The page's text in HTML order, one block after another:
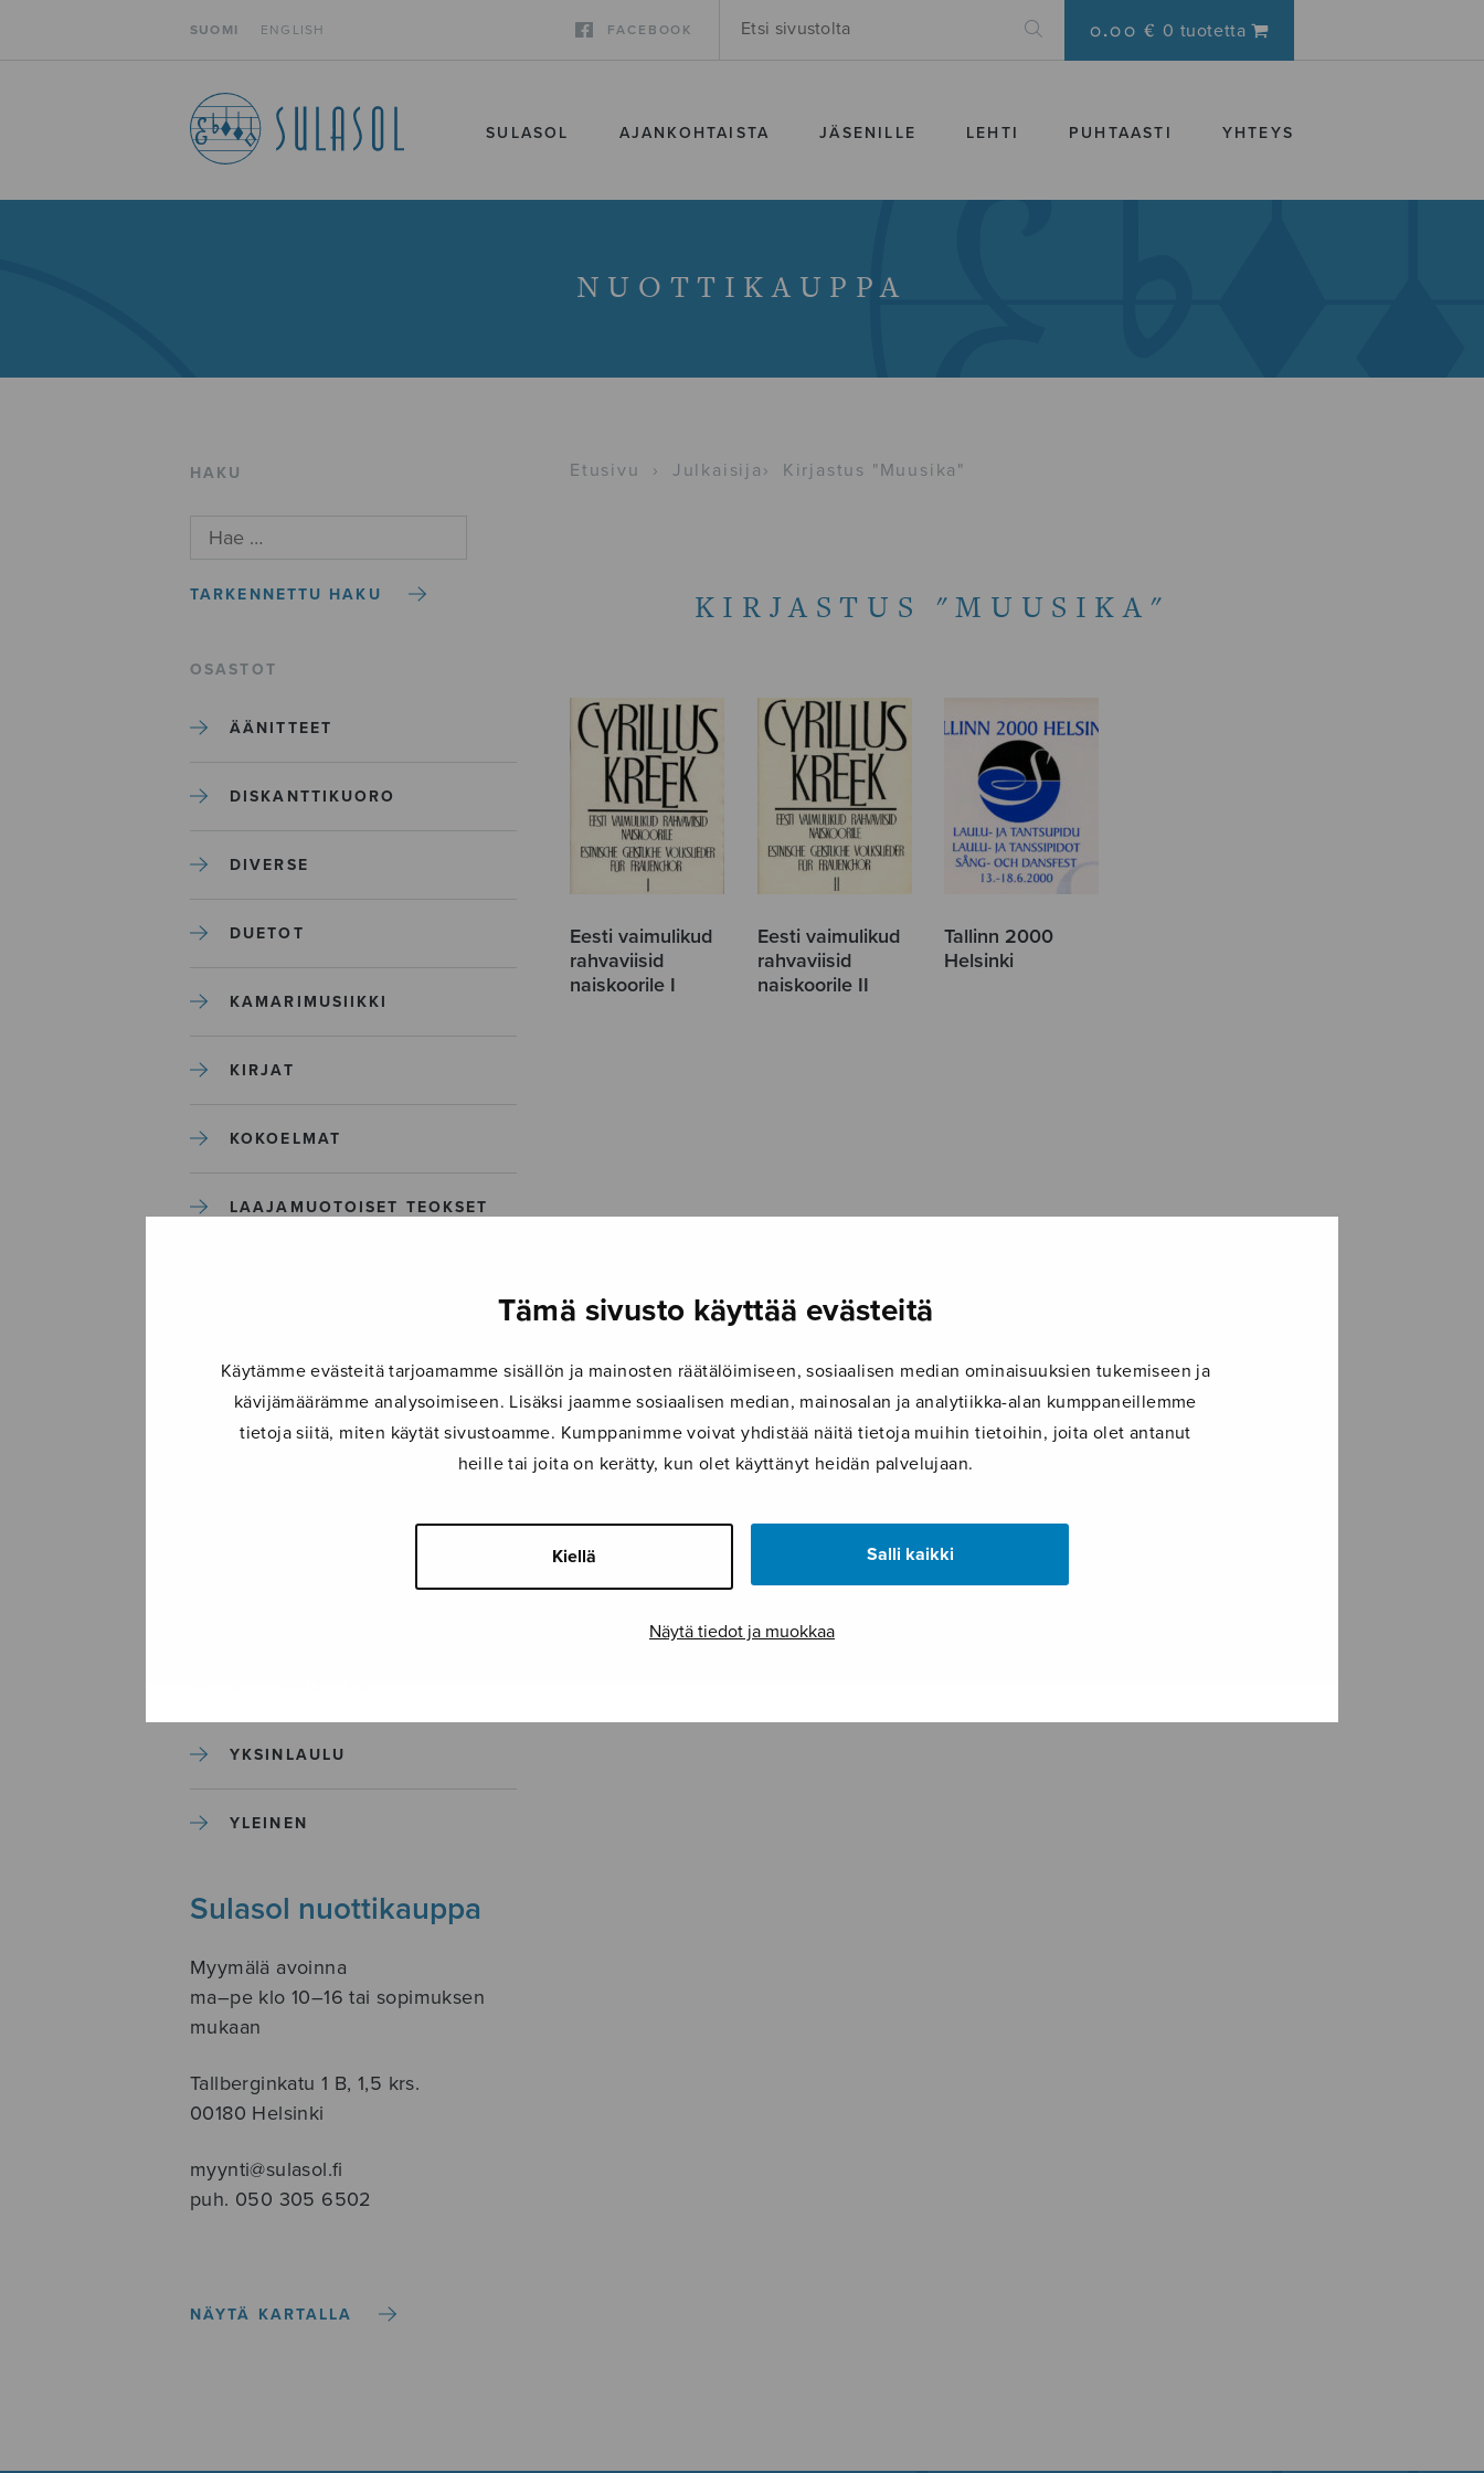
Tämä sivusto käyttää evästeitä
Käytämme evästeitä tarjoamamme sisällön ja mainosten räätälöimiseen, sosiaalisen median ominaisuuksien tukemiseen ja
kävijämäärämme analysoimiseen. Lisäksi jaamme sosiaalisen median, mainosalan ja analytiikka-alan kumppaneillemme
tietoja siitä, miten käytät sivustoamme. Kumppanimme voivat yhdistää näitä tietoja muihin tietoihin, joita olet antanut
heille tai joita on kerätty, kun olet käyttänyt heidän palvelujaan.
Kiellä Salli kaikki
Näytä tiedot ja muokkaa
SUOMI ENGLISH FACEBOOK 0.00 € 0 tuotetta
SULASOL AJANKOHTAISTA JÄSENILLE LEHTI PUHTAASTI YHTEYS
NUOTTIKAUPPA
HAKU
TARKENNETTU HAKU
OSASTOT
ÄÄNITTEET
DISKANTTIKUORO
DIVERSE
DUETOT
KAMARIMUSIIKKI
KIRJAT
KOKOELMAT
LAAJAMUOTOISET TEOKSET
MUUT
YKSINLAULU
YLEINEN
Sulasol nuottikauppa
Myymälä avoinna
ma–pe klo 10–16 tai sopimuksen
mukaan
Tallberginkatu 1 B, 1,5 krs.
00180 Helsinki
myynti@sulasol.fi
puh. 050 305 6502
NÄYTÄ KARTALLA
Etusivu › Julkaisija › Kirjastus "Muusika"
KIRJASTUS "MUUSIKA"
Eesti vaimulikud
rahvaviisid
naiskoorile I
Eesti vaimulikud
rahvaviisid
naiskoorile II
Tallinn 2000
Helsinki